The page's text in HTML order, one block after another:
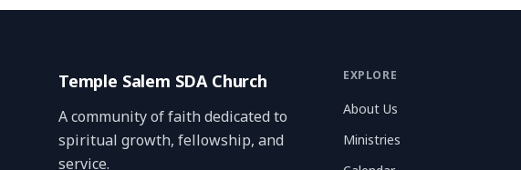
Temple Salem SDA Church
A community of faith dedicated to
spiritual growth, fellowship, and
service.
EXPLORE
About Us
Ministries